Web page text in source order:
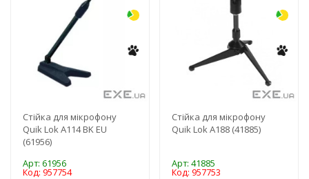
Стійка для мікрофону
Quik Lok A114 BK EU
(61956)
Арт: 61956
Код: 957754
Стійка для мікрофону
Quik Lok A188 (41885)
Арт: 41885
Код: 957753